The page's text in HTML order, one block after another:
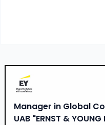
Manager in Global
UAB "ERNST &